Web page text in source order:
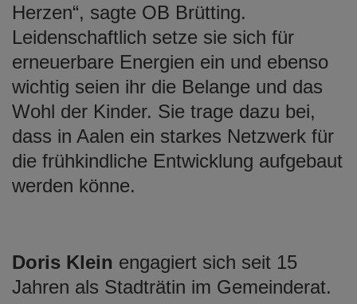
Herzen“, sagte OB Brütting.
Leidenschaftlich setze sie sich für
erneuerbare Energien ein und ebenso
wichtig seien ihr die Belange und das
Wohl der Kinder. Sie trage dazu bei,
dass in Aalen ein starkes Netzwerk für
die frühkindliche Entwicklung aufgebaut
werden könne.
Doris Klein engagiert sich seit 15
Jahren als Stadträtin im Gemeinderat.